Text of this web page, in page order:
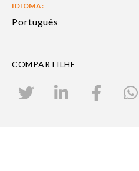
IDIOMA:
Português
COMPARTILHE